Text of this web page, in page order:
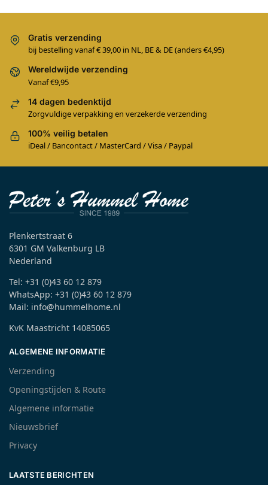
Gratis verzending
bij bestelling vanaf € 39,00 in NL, BE & DE (anders €4,95)
Wereldwijde verzending
Vanaf €9,95
14 dagen bedenktijd
Zorgvuldige verpakking en verzekerde verzending
100% veilig betalen
iDeal / Bancontact / MasterCard / Visa / Paypal
Plenkertstraat 6
6301 GM Valkenburg LB
Nederland
Tel: +31 (0)43 60 12 879
WhatsApp: +31 (0)43 60 12 879
Mail: info@hummelhome.nl
KvK Maastricht 14085065
ALGEMENE INFORMATIE
Verzending
Openingstijden & Route
Algemene informatie
Nieuwsbrief
Privacy
LAATSTE BERICHTEN